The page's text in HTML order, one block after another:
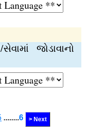
જોડાવાનો
........6 > Next